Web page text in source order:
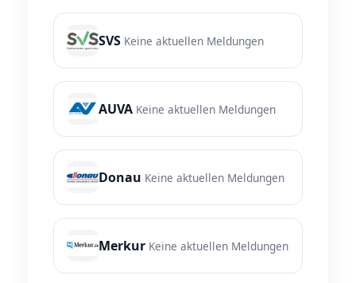
SVS Keine aktuellen Meldungen
AUVA Keine aktuellen Meldungen
Donau Keine aktuellen Meldungen
Merkur Keine aktuellen Meldungen